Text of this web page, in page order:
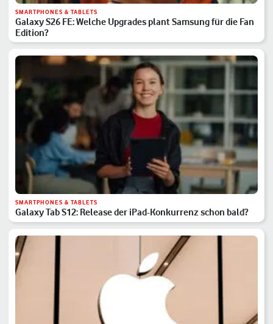
SMARTPHONES & TABLETS
Galaxy S26 FE: Welche Upgrades plant Samsung für die Fan
Edition?
SMARTPHONES & TABLETS
Galaxy Tab S12: Release der iPad-Konkurrenz schon bald?